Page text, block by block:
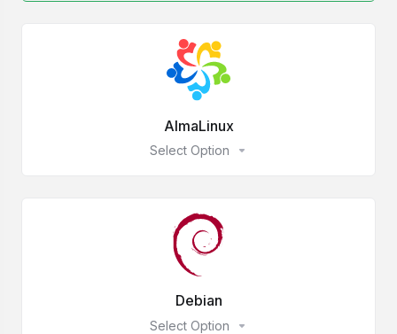
AlmaLinux
Select Option
Debian
Select Option